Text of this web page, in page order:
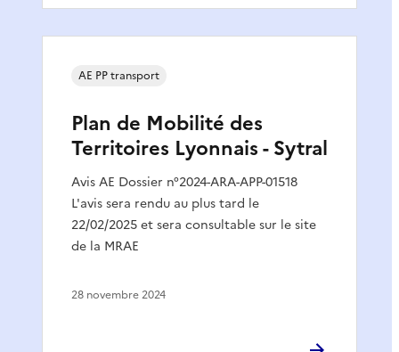
Plan de Mobilité des
Territoires Lyonnais - Sytral
Avis AE Dossier n°2024-ARA-APP-01518
L'avis sera rendu au plus tard le
22/02/2025 et sera consultable sur le site
de la MRAE
AE PP transport
28 novembre 2024